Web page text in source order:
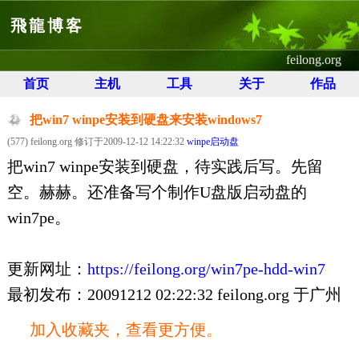
飛龍博客
feilong.org
首页
主机 工具 关于 作品
把win7 winpe安装到硬盘来安装windows7
(577) feilong.org 修订于2009-12-12 14:22:32 winpe启动盘
把win7 winpe安装到硬盘，待实践后写。先留
空。赫赫。还准备写个制作U盘版启动盘的
win7pe。
更新网址： https://feilong.org/win7pe-hdd-win7
最初发布：20091212 02:22:32 feilong.org 于广州
加入收藏夹，查看更方便。